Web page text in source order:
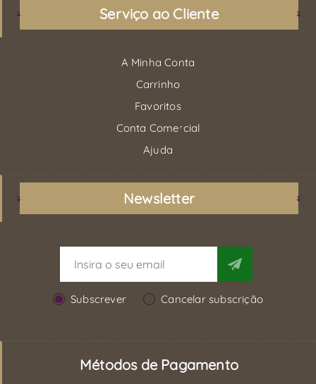
Serviço ao Cliente
A Minha Conta
Carrinho
Favoritos
Conta Comercial
Ajuda
Newsletter
Subscrever Cancelar subscrição
Métodos de Pagamento